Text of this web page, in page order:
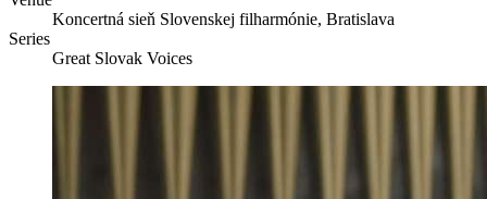
Koncertná sieň Slovenskej filharmónie, Bratislava
Series
Great Slovak Voices